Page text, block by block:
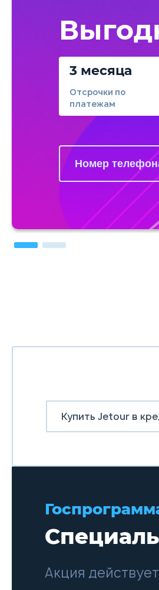
3 месяца
Отсрочки по
платежам
Купить Jetour в
Акция